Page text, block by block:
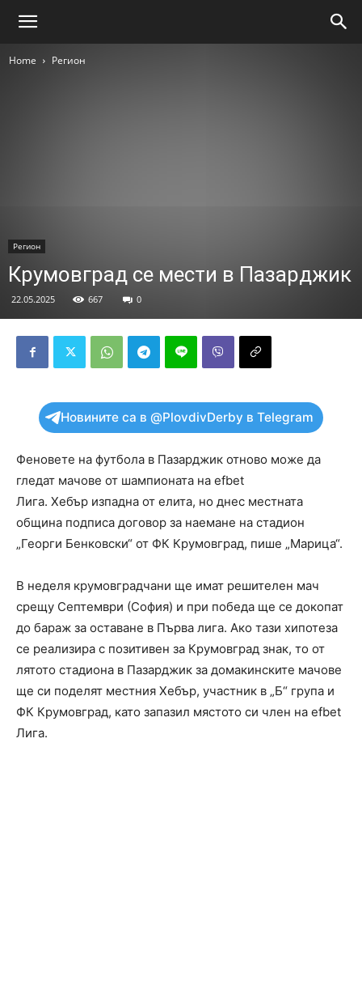
Home Регион
Регион
Крумовград се мести в Пазарджик
22.05.2025 667 0
Новините са в @PlovdivDerby в Telegram
Феновете на футбола в Пазарджик отново може да
гледат мачове от шампионата на efbet
Лига. Хебър изпадна от елита, но днес местната
община подписа договор за наемане на стадион
„Георги Бенковски“ от ФК Крумовград, пише „Марица“.
В неделя крумовградчани ще имат решителен мач
срещу Септември (София) и при победа ще се докопат
до бараж за оставане в Първа лига. Ако тази хипотеза
се реализира с позитивен за Крумовград знак, то от
лятото стадиона в Пазарджик за домакинските мачове
ще си поделят местния Хебър, участник в „Б“ група и
ФК Крумовград, като запазил мястото си член на efbet
Лига.